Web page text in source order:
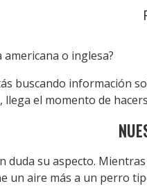
americana o inglesa?
buscando información
llega el momento de
duda su aspecto.
un aire más a un perro